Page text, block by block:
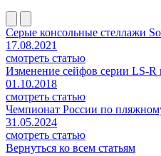
Серые консольные стеллажи
17.08.2021
смотреть статью
Изменение сейфов серии LS-R
01.10.2018
смотреть статью
Чемпионат России по
31.05.2024
смотреть статью
Вернуться ко всем статьям